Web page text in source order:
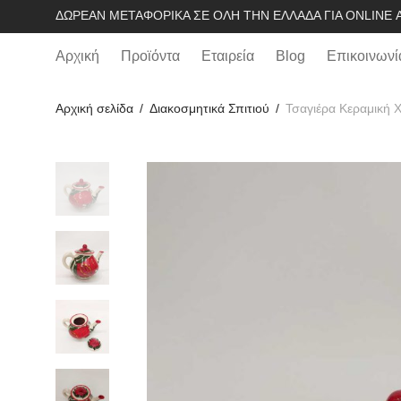
ΔΩΡΕΆΝ ΜΕΤΑΦΟΡΙΚΆ ΣΕ ΌΛΗ ΤΗΝ ΕΛΛΆΔΑ ΓΙΑ ONLINE
Αρχική Προϊόντα Εταιρεία Blog
Αρχική σελίδα / Διακοσμητικά Σπιτιού / Τσαγιέρα Κεραμική